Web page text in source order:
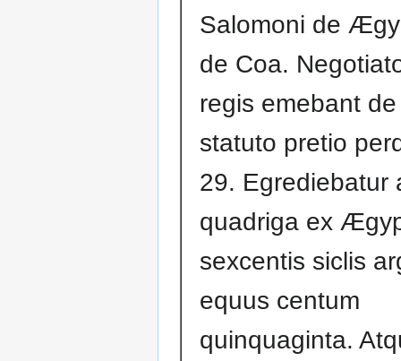
Salomoni de
de Coa.
regis emebant
statuto pretio
29. Egrediebatur
quadriga ex
sexcentis siclis
equus centum
quinquaginta.